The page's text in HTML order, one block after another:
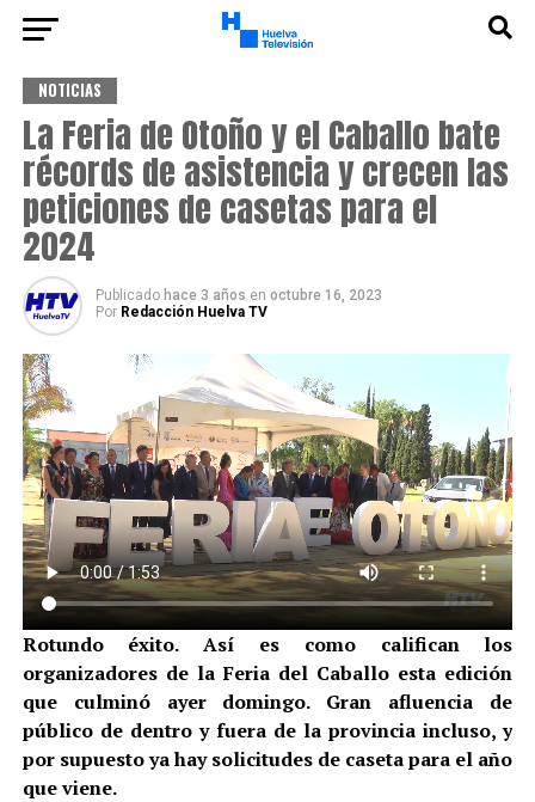
NOTICIAS
La Feria de Otoño y el Caballo bate
récords de asistencia y crecen las
peticiones de casetas para el
2024
Publicado hace 3 años en octubre 16, 2023
Por Redacción Huelva TV
Rotundo éxito. Así es como califican los
organizadores de la Feria del Caballo esta edición
que culminó ayer domingo. Gran afluencia de
público de dentro y fuera de la provincia incluso, y
por supuesto ya hay solicitudes de caseta para el año
que viene.